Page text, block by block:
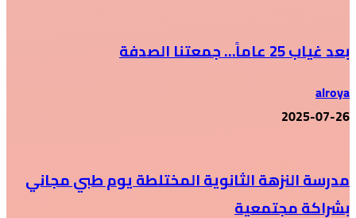
بعد غياب 25 عاماً… جمعتنا الصدفة
alroya
2025-07-26
مدرسة النزهة الثانوية المختلطة يوم طبي مجاني
بشراكة مجتمعية